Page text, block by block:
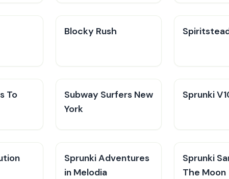
Blocky Rush
To
Subway Surfers New
York
Sprunki
Sprunki Adventures
in Melodia
Sprunki
The Moon